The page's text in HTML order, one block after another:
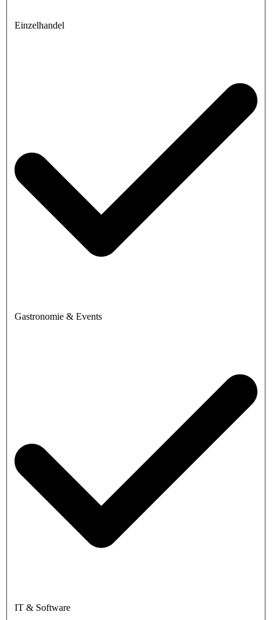
Einzelhandel
Gastronomie & Events
IT & Software